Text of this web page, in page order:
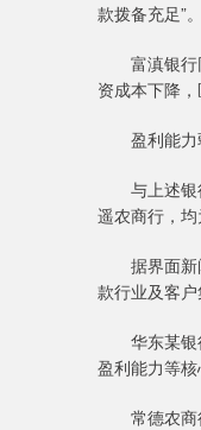
款拨备充足”。
富滇银行同
资成本下降
盈利能力
与上述银行
遥农商行，均
据界面新闻
款行业及客户
华东某银行
盈利能力等核
常德农商行